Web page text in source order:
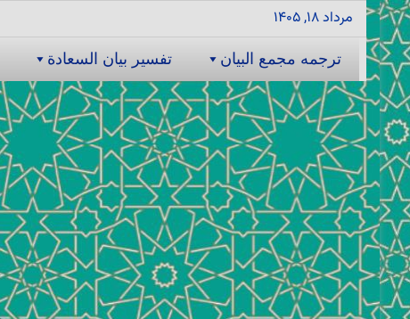
مرداد ۱۸, ۱۴۰۵
ترجمه مجمع البیان تفسیر بیان السعادة